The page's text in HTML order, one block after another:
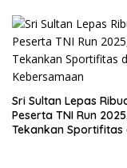
Sri Sultan Lepas
Peserta TNI Run
Tekankan Sportifitas